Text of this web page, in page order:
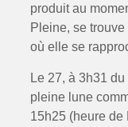
produit au
Pleine, se
où elle se
Le 27, à 3h31
pleine lune
15h25 (heure